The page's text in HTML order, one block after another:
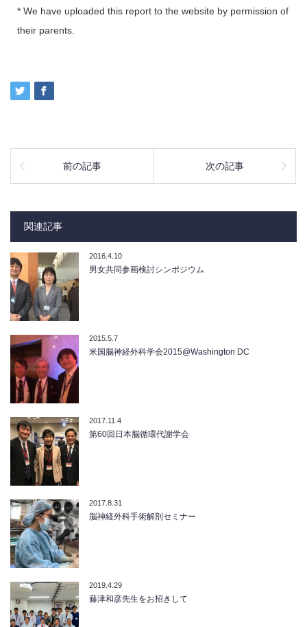
* We have uploaded this report to the website by permission of
their parents.
前の記事 次の記事
関連記事
2016.4.10
男女共同参画検討シンポジウム
2015.5.7
米国脳神経外科学会2015@Washington DC
2017.11.4
第60回日本脳循環代謝学会
2017.8.31
脳神経外科手術解剖セミナー
2019.4.29
藤津和彦先生をお招きして